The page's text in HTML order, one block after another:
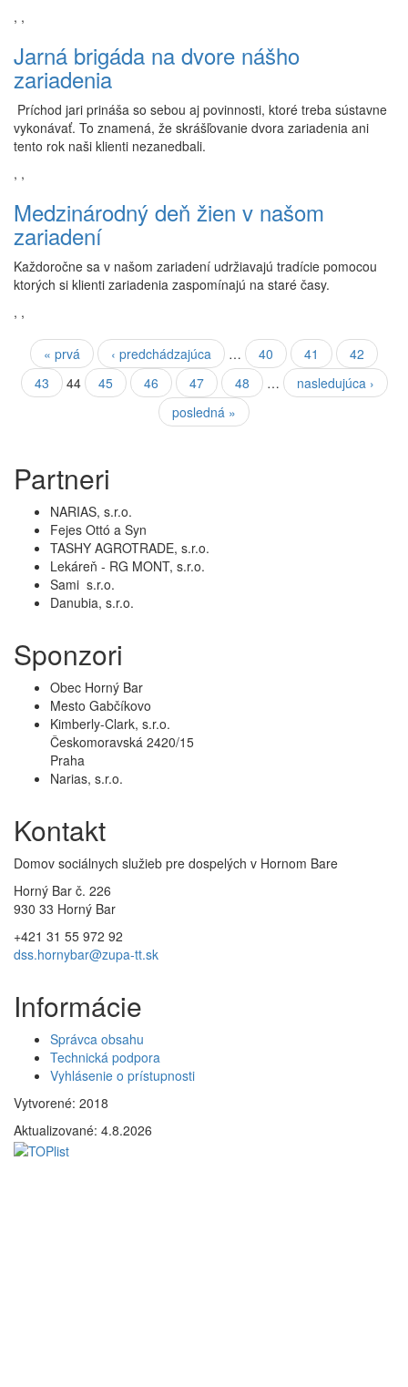
, ,
Jarná brigáda na dvore nášho
zariadenia
Príchod jari prináša so sebou aj povinnosti, ktoré treba sústavne
vykonávať. To znamená, že skrášľovanie dvora zariadenia ani
tento rok naši klienti nezanedbali.
, ,
Medzinárodný deň žien v našom
zariadení
Každoročne sa v našom zariadení udržiavajú tradície pomocou
ktorých si klienti zariadenia zaspomínajú na staré časy.
, ,
Stránky
« prvá ‹ predchádzajúca … 40 41
42
43
44 45 46 47 48 …
nasledujúca ›
posledná »
Partneri
NARIAS, s.r.o.
Fejes Ottó a Syn
TASHY AGROTRADE, s.r.o.
Lekáreň - RG MONT, s.r.o.
Sami s.r.o.
Danubia, s.r.o.
Sponzori
Obec Horný Bar
Mesto Gabčíkovo
Kimberly-Clark, s.r.o.
Českomoravská 2420/15
Praha
Narias, s.r.o.
Kontakt
Domov sociálnych služieb pre dospelých v Hornom Bare
Horný Bar č. 226
930 33 Horný Bar
+421 31 55 972 92
dss.hornybar@zupa-tt.sk
Informácie
Správca obsahu
Technická podpora
Vyhlásenie o prístupnosti
Vytvorené: 2018
Aktualizované: 4.8.2026